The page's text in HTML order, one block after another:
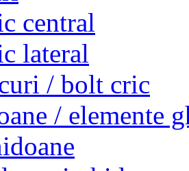
central
lateral
/ bolt cric
/ elemente